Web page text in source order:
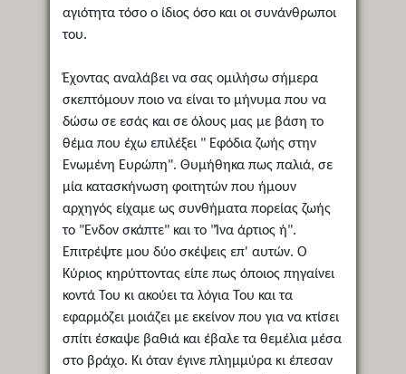
αγιότητα τόσο ο ίδιος όσο και οι συνάνθρωποι
του.
Έχοντας αναλάβει να σας ομιλήσω σήμερα
σκεπτόμουν ποιο να είναι το μήνυμα που να
δώσω σε εσάς και σε όλους μας με βάση το
θέμα που έχω επιλέξει " Εφόδια ζωής στην
Ενωμένη Ευρώπη". Θυμήθηκα πως παλιά, σε
μία κατασκήνωση φοιτητών που ήμουν
αρχηγός είχαμε ως συνθήματα πορείας ζωής
το "Ενδον σκάπτε" και το "Ίνα άρτιος ή".
Επιτρέψτε μου δύο σκέψεις επ' αυτών. Ο
Κύριος κηρύττοντας είπε πως όποιος πηγαίνει
κοντά Του κι ακούει τα λόγια Του και τα
εφαρμόζει μοιάζει με εκείνον που για να κτίσει
σπίτι έσκαψε βαθιά και έβαλε τα θεμέλια μέσα
στο βράχο. Κι όταν έγινε πλημμύρα κι έπεσαν